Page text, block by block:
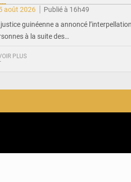
août 2026
Publié à 16h49
guinéenne a annoncé
à la suite des…
PLUS